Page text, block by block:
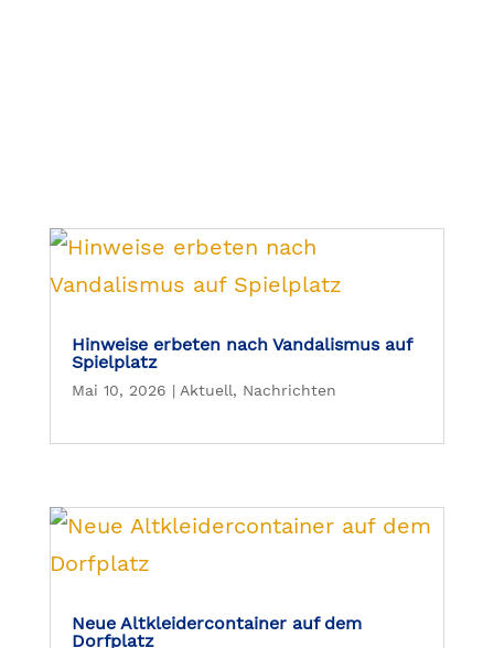
Hinweise erbeten nach Vandalismus auf
Spielplatz
Mai 10, 2026 | Aktuell, Nachrichten
Neue Altkleidercontainer auf dem
Dorfplatz